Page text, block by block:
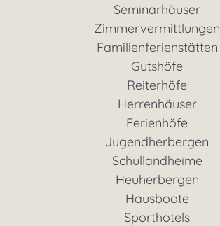
Seminarhäuser
Zimmervermittlungen
Familienferienstätten
Gutshöfe
Reiterhöfe
Herrenhäuser
Ferienhöfe
Jugendherbergen
Schullandheime
Heuherbergen
Hausboote
Sporthotels